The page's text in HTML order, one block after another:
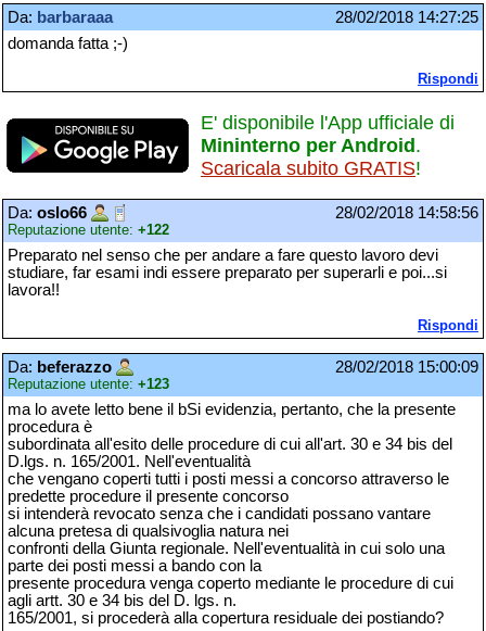
Da: barbaraaa
28/02/2018 14:27:25
domanda fatta ;-)
Rispondi
E' disponibile l'App ufficiale di
Mininterno per Android.
Scaricala subito GRATIS!
Da: oslo66
Reputazione utente: +122
28/02/2018 14:58:56
Preparato nel senso che per andare a fare questo lavoro devi
studiare, far esami indi essere preparato per superarli e poi...si
lavora!!
Rispondi
Da: beferazzo
Reputazione utente: +123
28/02/2018 15:00:09
ma lo avete letto bene il bSi evidenzia, pertanto, che la presente
procedura è
subordinata all'esito delle procedure di cui all'art. 30 e 34 bis del
D.lgs. n. 165/2001. Nell'eventualità
che vengano coperti tutti i posti messi a concorso attraverso le
predette procedure il presente concorso
si intenderà revocato senza che i candidati possano vantare
alcuna pretesa di qualsivoglia natura nei
confronti della Giunta regionale. Nell'eventualità in cui solo una
parte dei posti messi a bando con la
presente procedura venga coperto mediante le procedure di cui
agli artt. 30 e 34 bis del D. lgs. n.
165/2001, si procederà alla copertura residuale dei postiando?